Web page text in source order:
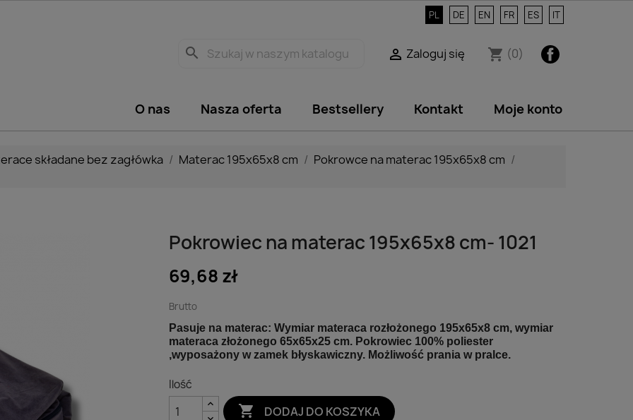
PL DE EN FR ES IT
Facebook
shopping_cart (0)
 Zaloguj się
search
O nas Nasza oferta Bestsellery Kontakt Moje konto
składane bez zagłówka Materac 195x65x8 cm Pokrowce na materac 195x65x8 cm
Pokrowiec na materac 195x65x8 cm- 1021
69,68 zł
Brutto
Pasuje na materac: Wymiar materaca rozłożonego 195x65x8 cm, wymiar
materaca złożonego 65x65x25 cm. Pokrowiec 100% poliester
,wyposażony w zamek błyskawiczny. Możliwość prania w pralce.
Ilość
 DODAJ DO KOSZYKA